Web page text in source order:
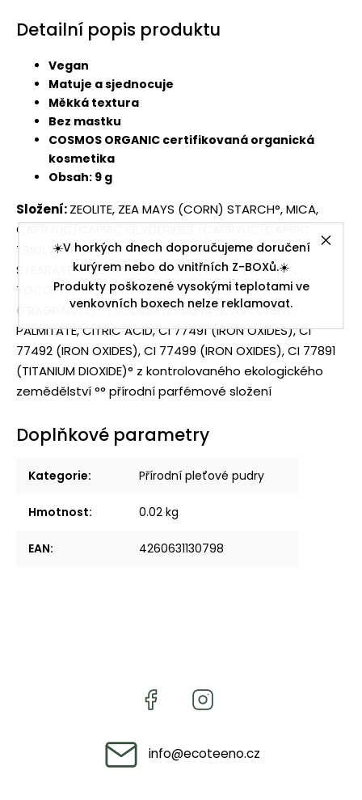
☀️V horkých dnech doporučujeme doručení
kurýrem nebo do vnitřních Z-BOXů.☀️
Produkty poškozené vysokými teplotami ve
venkovních boxech nelze reklamovat.
Detailní popis produktu
Vegan
Matuje a sjednocuje
Měkká textura
Bez mastku
COSMOS ORGANIC certifikovaná organická
kosmetika
Obsah: 9 g
Složení:ZEOLITE, ZEA MAYS (CORN) STARCH°, MICA,
CAPRYLIC/CAPRIC GLYCERIDES (CAPRYLIC/CAPRIC
TRIGLYCERIDE), OCTYLDODECANOL, MAGNESIUM
STEARATE, CELLULOSE, GLYCERIN, AQUA (WATER),
TOCOPHEROL, LECITHIN, SODIUM ANISATE, PARFUM
(FRAGRANCE)°°, SODIUM LEVULINATE, ASCORBYL
PALMITATE, CITRIC ACID, CI 77491 (IRON OXIDES), CI
77492 (IRON OXIDES), CI 77499 (IRON OXIDES), CI 77891
(TITANIUM DIOXIDE)° z kontrolovaného ekologického
zemědělství °° přírodní parfémové složení
Doplňkové parametry
Kategorie: Přírodní pleťové pudry
Hmotnost: 0.02 kg
EAN: 4260631130798
info@ecoteeno.cz